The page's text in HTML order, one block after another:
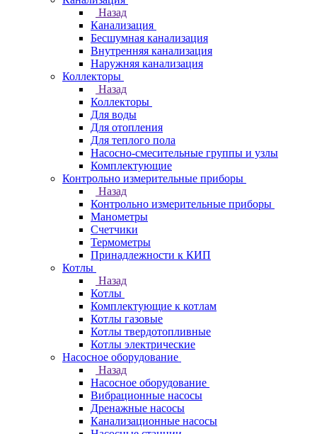
Назад
Канализация
Бесшумная канализация
Внутренняя канализация
Наружняя канализация
Коллекторы
Назад
Коллекторы
Для воды
Для отопления
Для теплого пола
Насосно-смесительные группы и узлы
Комплектующие
Контрольно измерительные приборы
Назад
Контрольно измерительные приборы
Манометры
Счетчики
Термометры
Принадлежности к КИП
Котлы
Назад
Котлы
Комплектующие к котлам
Котлы газовые
Котлы твердотопливные
Котлы электрические
Насосное оборудование
Назад
Насосное оборудование
Вибрационные насосы
Дренажные насосы
Канализационные насосы